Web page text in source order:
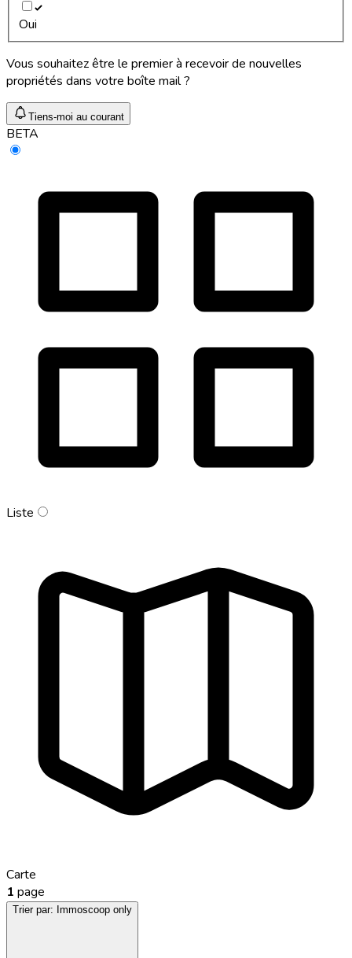
Oui
Vous souhaitez être le premier à recevoir de nouvelles
propriétés dans votre boîte mail ?
Tiens-moi au courant
BETA
Liste
Carte
1 page
Trier par: Immoscoop only